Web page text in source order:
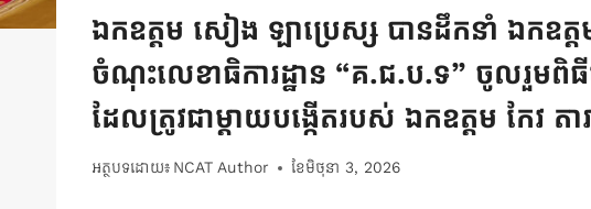
ឯកឧត្តម សៀង ឡាប្រេស្ស បានដឹកនាំ ឯកឧត្
ចំណុះលេខាធិការដ្ឋាន “គ.ជ.ប.ទ” ចូលរួមពិធី
ដែលត្រូវជាម្តាយបង្កើតរបស់ ឯកឧត្តម កែវ
អត្ថបទដោយ៖ NCAT Author ខែ​មិថុនា 3, 2026